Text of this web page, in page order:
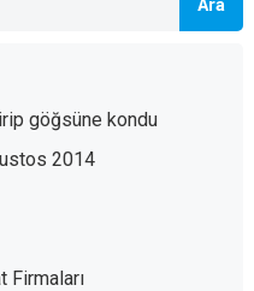
göğsüne kondu
2014
Firmaları